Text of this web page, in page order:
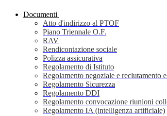
Documenti
Atto d'indirizzo al PTOF
Piano Triennale O.F.
RAV
Rendicontazione sociale
Polizza assicurativa
Regolamento di Istituto
Regolamento negoziale e reclutamento
Regolamento Sicurezza
Regolamento DDI
Regolamento convocazione riunioni
Regolamento IA (intelligenza artificiale)